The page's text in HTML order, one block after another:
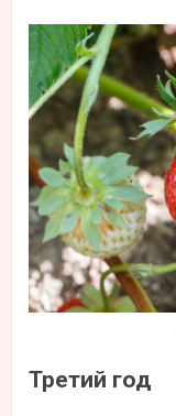
Третий год